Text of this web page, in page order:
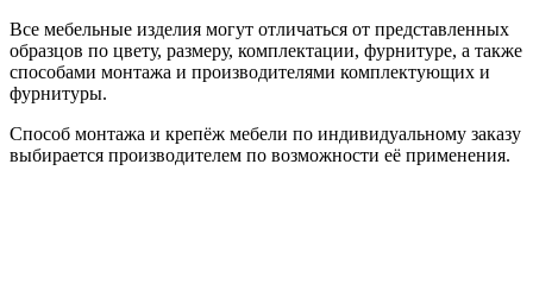
Все мебельные изделия могут отличаться от представленных
образцов по цвету, размеру, комплектации, фурнитуре, а также
способами монтажа и производителями комплектующих и
фурнитуры.
Способ монтажа и крепёж мебели по индивидуальному заказу
выбирается производителем по возможности её применения.